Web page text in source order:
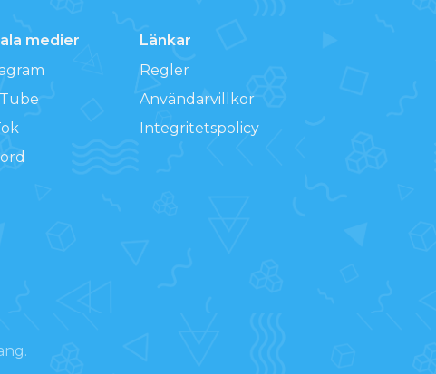
medier
Länkar
Regler
Användarvillkor
Integritetspolicy